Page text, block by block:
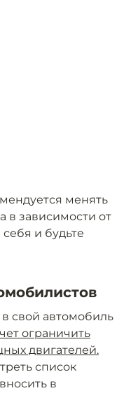
менять
в зависимости от
и будьте
свой автомобиль
ограничить
двигателей.
список
в